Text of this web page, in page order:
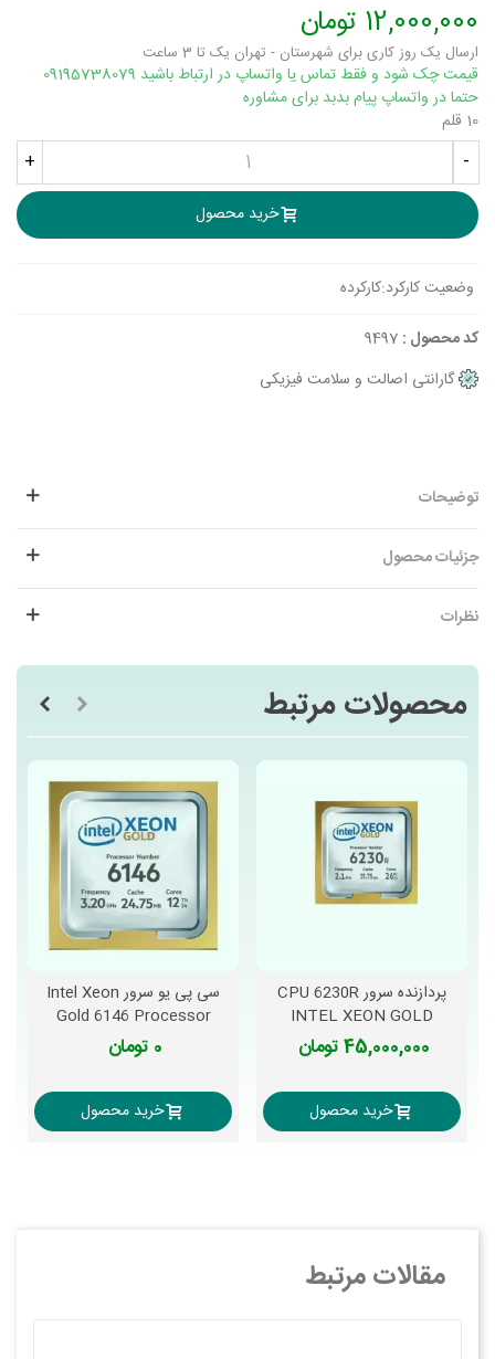
12,000,000 تومان
ارسال یک روز کاری برای شهرستان - تهران یک تا 3 ساعت
قیمت چک شود و فقط تماس یا واتساپ در ارتباط باشید 09195738079
حتما در واتساپ پیام بدبد برای مشاوره
10 قلم
-
+
خرید محصول
وضعیت کارکرد:کارکرده
کد محصول : 9497
گارانتی اصالت و سلامت فیزیکی
توضیحات
جزئیات محصول
نظرات
محصولات مرتبط
پردازنده سرور CPU 6230R
INTEL XEON GOLD
45,000,000 تومان
خرید محصول
سی پی یو سرور Intel Xeon
Gold 6146 Processor
0 تومان
خرید محصول
مقالات مرتبط